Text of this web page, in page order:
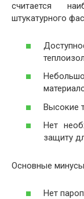
считается
штукатурного
Высокие
Нет
защиту
Основные
Нет